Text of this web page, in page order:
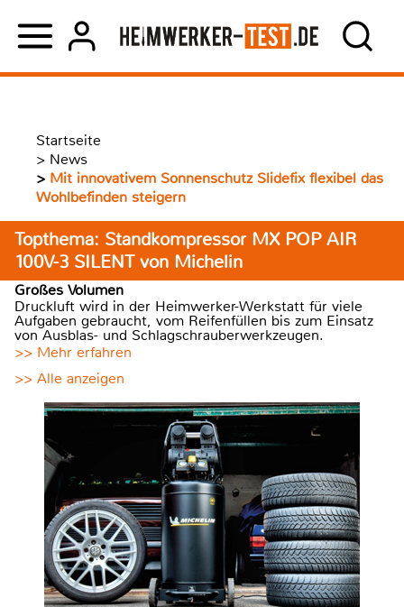
Startseite
> News
> Mit innovativem Sonnenschutz Slidefix flexibel das
Wohlbefinden steigern
Topthema: Standkompressor MX POP AIR
100V-3 SILENT von Michelin
Großes Volumen
Druckluft wird in der Heimwerker-Werkstatt für viele
Aufgaben gebraucht, vom Reifenfüllen bis zum Einsatz
von Ausblas- und Schlagschrauberwerkzeugen.
>> Mehr erfahren
>> Alle anzeigen